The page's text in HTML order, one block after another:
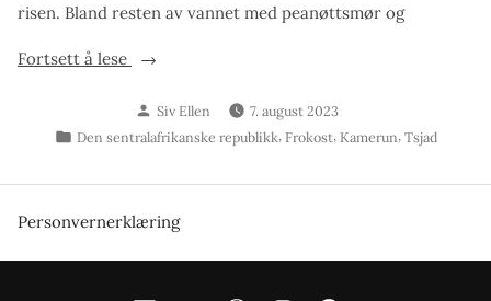
risen. Bland resten av vannet med peanøttsmør og
Fortsett å lese
«La
Skrevet
av
Siv Ellen
7. august 2023
Publisert
Den sentralafrikanske republikk, Frokost, Kamerun, Tsjad
Personvernerklæring